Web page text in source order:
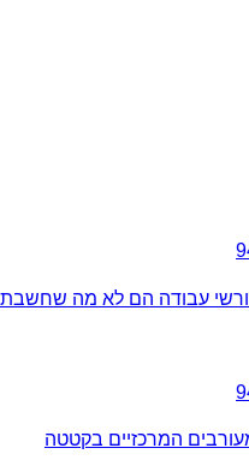
המרכזיים בקטטה